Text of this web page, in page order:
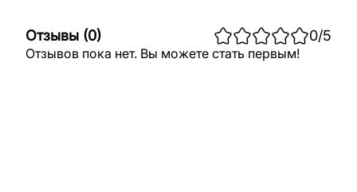
Отзывы (0) 0/5
Отзывов пока нет. Вы можете стать первым!